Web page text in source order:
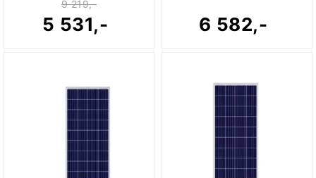
9 219,-
5 531,- 6 582,-